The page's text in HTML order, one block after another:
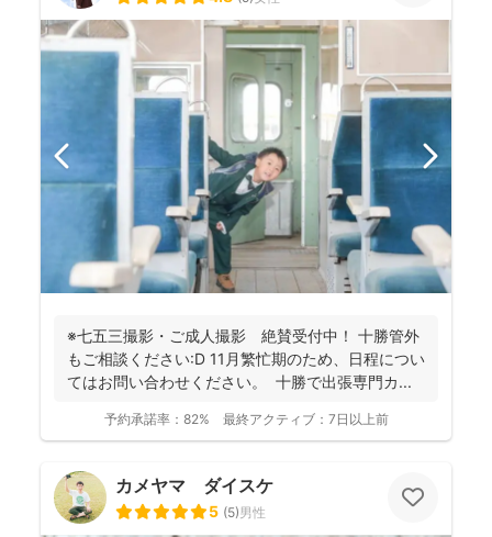
※七五三撮影・ご成人撮影 絶賛受付中！ 十勝管外
もご相談ください:D 11月繁忙期のため、日程につい
てはお問い合わせください。 十勝で出張専門カ...
予約承諾率： 82% 最終アクティブ： 7日以上前
カメヤマ ダイスケ
5 (5)男性